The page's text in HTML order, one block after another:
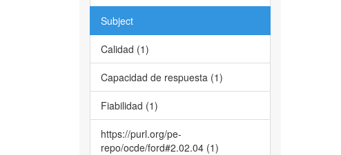
Subject
Calidad (1)
Capacidad de respuesta (1)
Fiabilidad (1)
https://purl.org/pe-
repo/ocde/ford#2.02.04 (1)